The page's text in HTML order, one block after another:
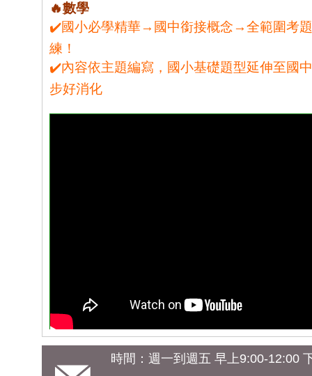
🔥數學
✔️國小必學精華→國中銜接概念→全範圍考
練！
✔️內容依主題編寫，國小基礎題型延伸至國
步好消化
時間：週一到週五 早上9:00-12:00